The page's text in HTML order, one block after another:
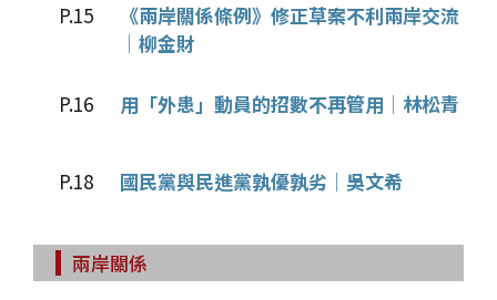
P.15
《兩岸關係條例》修正草案不利兩岸交流
│柳金財
P.16 用「外患」動員的招數不再管用│林松青
P.18 國民黨與民進黨孰優孰劣│吳文希
兩岸關係